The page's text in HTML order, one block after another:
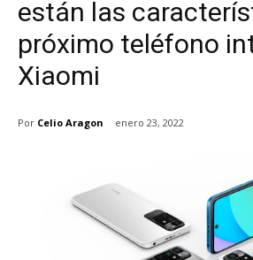
están las
próximo teléfono
Xiaomi
Por Celio Aragon enero 23, 2022